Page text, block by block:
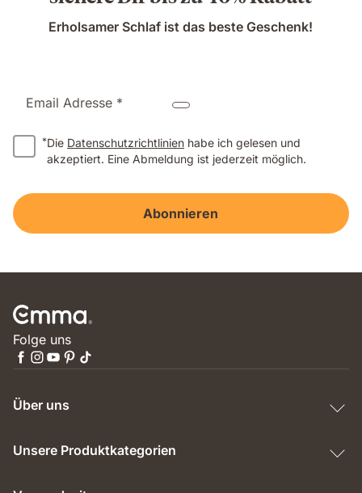
Erholsamer Schlaf ist das beste Geschenk!
Email Adresse *
*Die Datenschutzrichtlinien habe ich gelesen und
akzeptiert. Eine Abmeldung ist jederzeit möglich.
Abonnieren
Folge uns
Über uns
Unsere Produktkategorien